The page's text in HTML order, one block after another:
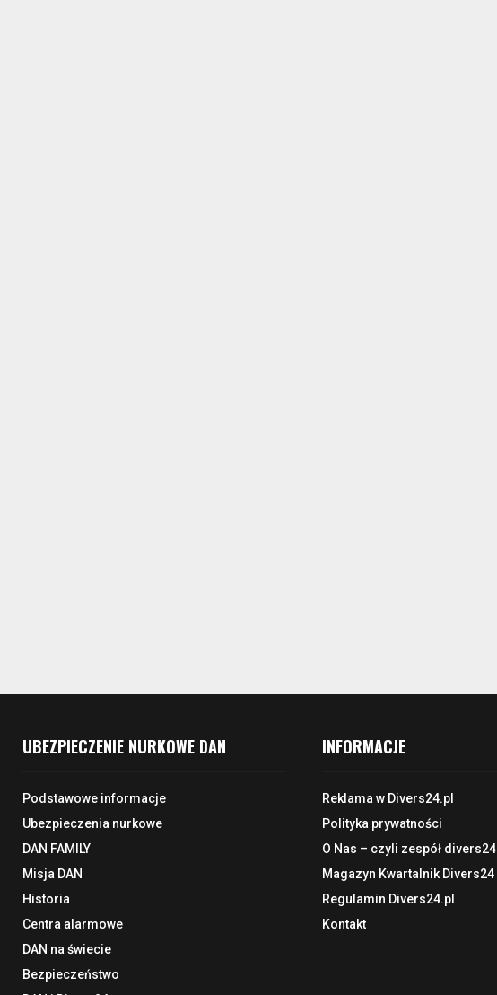
UBEZPIECZENIE NURKOWE DAN
Podstawowe informacje
Ubezpieczenia nurkowe
DAN FAMILY
Misja DAN
Historia
Centra alarmowe
DAN na świecie
Bezpieczeństwo
INFORMACJE
Reklama w Divers24.pl
Polityka prywatności
O Nas – czyli zespół divers24
Magazyn Kwartalnik Divers24
Regulamin Divers24.pl
Kontakt